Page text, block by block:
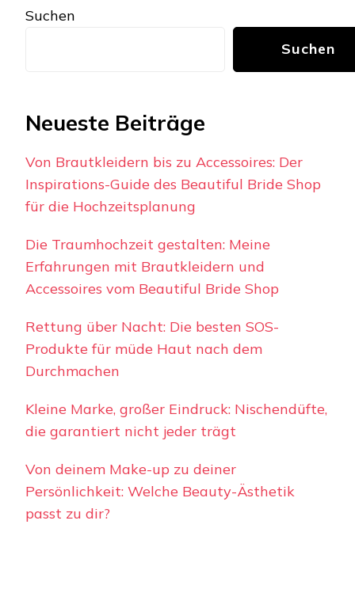
Suchen
Suchen
Neueste Beiträge
Von Brautkleidern bis zu Accessoires: Der
Inspirations-Guide des Beautiful Bride Shop
für die Hochzeitsplanung
Die Traumhochzeit gestalten: Meine
Erfahrungen mit Brautkleidern und
Accessoires vom Beautiful Bride Shop
Rettung über Nacht: Die besten SOS-
Produkte für müde Haut nach dem
Durchmachen
Kleine Marke, großer Eindruck: Nischendüfte,
die garantiert nicht jeder trägt
Von deinem Make-up zu deiner
Persönlichkeit: Welche Beauty-Ästhetik
passt zu dir?